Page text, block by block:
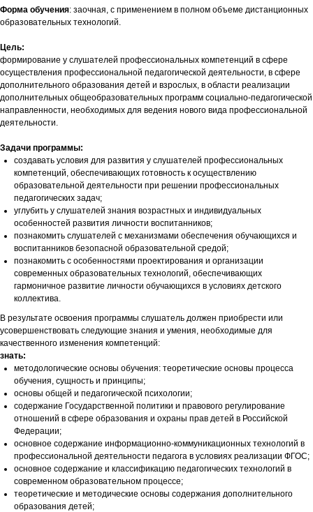
Форма обучения: заочная, с применением в полном объеме дистанционных
образовательных технологий.
Цель:
формирование у слушателей профессиональных компетенций в сфере
осуществления профессиональной педагогической деятельности, в сфере
дополнительного образования детей и взрослых, в области реализации
дополнительных общеобразовательных программ социально-педагогической
направленности, необходимых для ведения нового вида профессиональной
деятельности.
Задачи программы:
создавать условия для развития у слушателей профессиональных
компетенций, обеспечивающих готовность к осуществлению
образовательной деятельности при решении профессиональных
педагогических задач;
углубить у слушателей знания возрастных и индивидуальных
особенностей развития личности воспитанников;
познакомить слушателей с механизмами обеспечения обучающихся и
воспитанников безопасной образовательной средой;
познакомить с особенностями проектирования и организации
современных образовательных технологий, обеспечивающих
гармоничное развитие личности обучающихся в условиях детского
коллектива.
В результате освоения программы слушатель должен приобрести или
усовершенствовать следующие знания и умения, необходимые для
качественного изменения компетенций:
знать:
методологические основы обучения: теоретические основы процесса
обучения, сущность и принципы;
основы общей и педагогической психологии;
содержание Государственной политики и правового регулирование
отношений в сфере образования и охраны прав детей в Российской
Федерации;
основное содержание информационно-коммуникационных технологий в
профессиональной деятельности педагога в условиях реализации ФГОС;
основное содержание и классификацию педагогических технологий в
современном образовательном процессе;
теоретические и методические основы содержания дополнительного
образования детей;